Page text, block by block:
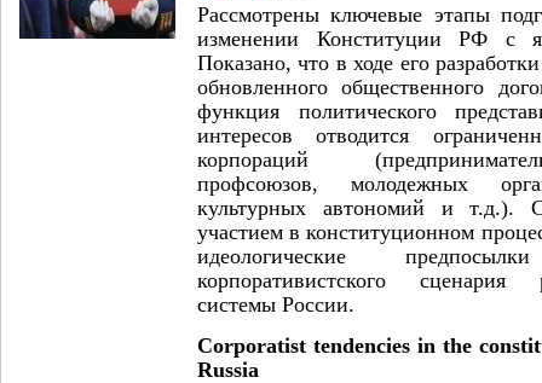
Рассмотрены ключевые этапы
изменении Конституции РФ с
Показано, что в ходе его
обновленного общественного
функция политического
интересов отводится
корпораций
профсоюзов, молодежных
культурных автономий и т.д.).
участием в конституционном
идеологические
корпоративистского сценария
системы России.
Corporatist tendencies in the
Russia